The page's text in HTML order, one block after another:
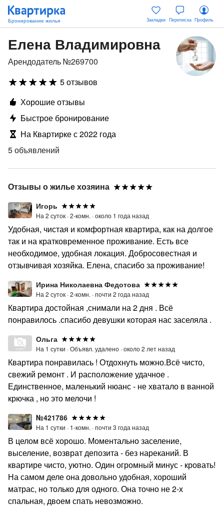
Закладки Переписка Профиль
Елена Владимировна
Арендодатель №269700
5 отзывов
Хорошие отзывы
Быстрое бронирование
На Квартирке с 2022 года
5 объявлений
Отзывы о жилье хозяина
Игорь
На 2 суток ·2-комн. ·около 1 года назад
Удобная, чистая и комфортная квартира, как на долгое
так и на кратковременное проживание. Есть все
необходимое, удобная локация. Добросовестная и
отзывчивая хозяйка. Елена, спасибо за проживание!
Ирина Николаевна Федотова
На 2 суток ·2-комн. ·почти 2 года назад
Квартира достойная ,снимали на 2 дня . Всё
понравилось .спасибо девушки которая нас заселяла .
Ольга
На 1 сутки ·Объявл. удалено ·около 2 лет назад
Квартира понравилась ! Отдохнуть можно.Всё чисто,
свежий ремонт . И расположение удачное .
Единственное, маленький нюанс - не хватало в ванной
крючка , но это мелочи !
№421786
На 1 сутки · 1-комн. ·почти 3 года назад
В целом всё хорошо. Моментально заселение,
выселение, возврат депозита - без нареканий. В
квартире чисто, уютно. Один огромный минус - кровать!
На самом деле она довольно удобная, хороший
матрас, но только для одного. Она точно не 2-х
спальная, двоем спать невозможно.